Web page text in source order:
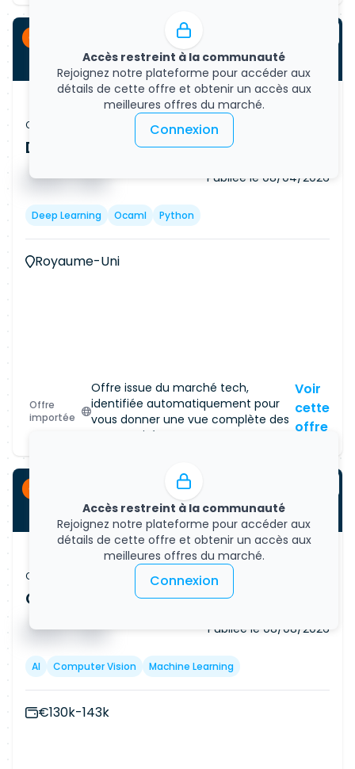
Accès restreint à la communauté
Rejoignez notre plateforme pour accéder aux
détails de cette offre et obtenir un accès aux
meilleures offres du marché.
Connexion
CDI
Offre d'emploi
Data Scientist - AI/ML (Remote)
█ █ █ █ █ █ █ Publiée le 08/04/2026
Deep Learning Ocaml Python
Royaume-Uni
Offre
importée
Offre issue du marché tech,
identifiée automatiquement pour
vous donner une vue complète des
opportunités.
Accès restreint à la communauté
Rejoignez notre plateforme pour accéder aux
détails de cette offre et obtenir un accès aux
meilleures offres du marché.
Connexion
Voir
cette
offre
CDI
Offre d'emploi
Contract Data Engineer - SC Cleared
█ █ █ █ █ █ █ Publiée le 08/08/2026
AI Computer Vision Machine Learning
€130k-143k